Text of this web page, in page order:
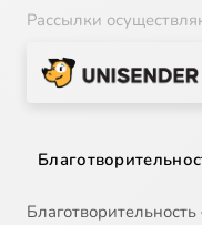
17
18 Иларион
Рассылки